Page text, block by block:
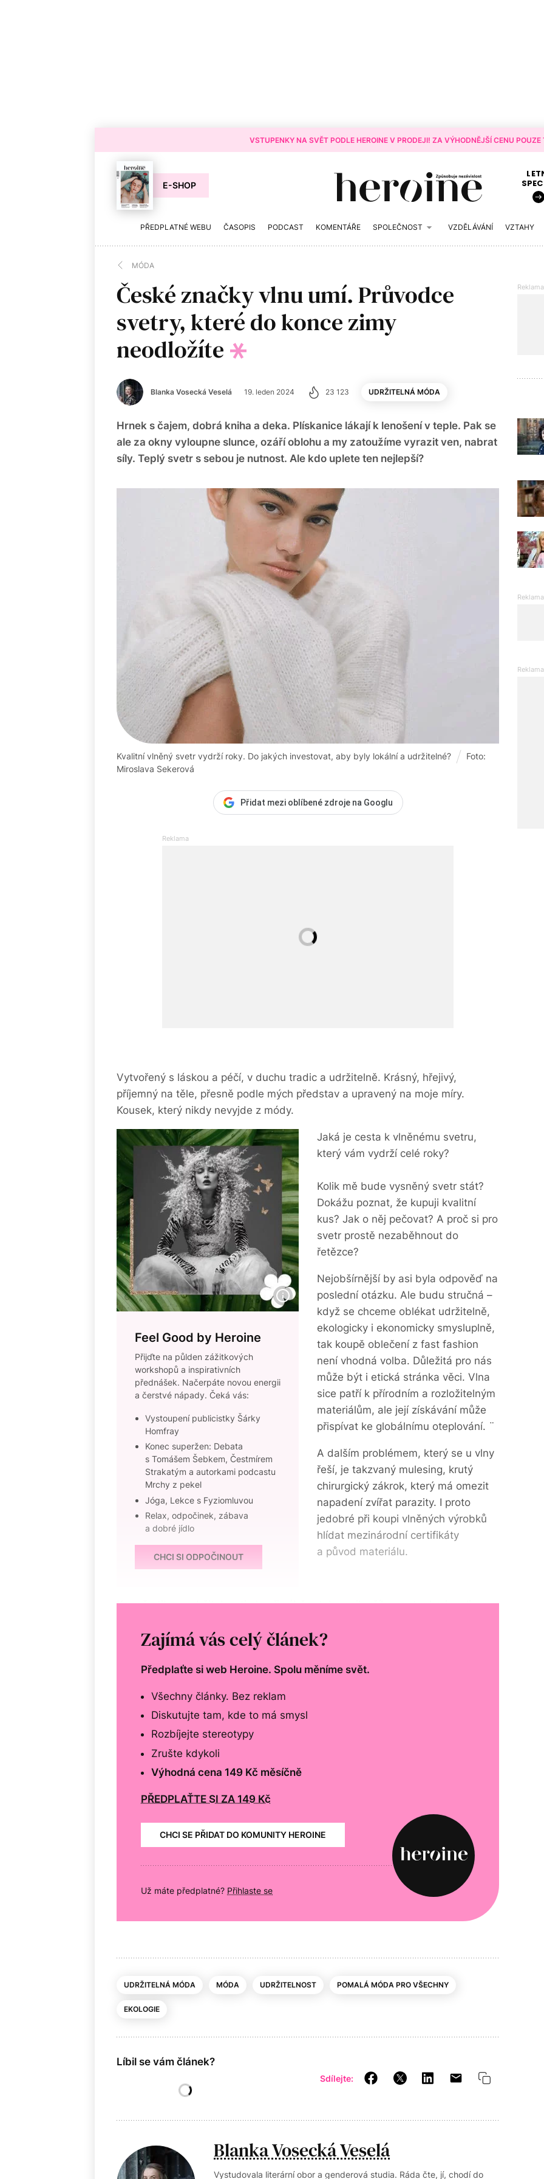
VSTUPENKY NA SVĚT PODLE HEROINE V PRODEJI! ZA VÝHODNĚJŠÍ CENU
E-SHOP
PŘEDPLATNÉ WEBU ČASOPIS PODCAST KOMENTÁŘE SPOLEČNOST VZDĚLÁVÁNÍ VZTAHY
MÓDA
České značky vlnu umí. Průvodce
svetry, které do konce zimy
neodložíte
Blanka Vosecká Veselá 19. leden 2024 23 123 UDRŽITELNÁ MÓDA
Hrnek s čajem, dobrá kniha a deka. Plískanice lákají k lenošení v teple. Pak se
ale za okny vyloupne slunce, ozáří oblohu a my zatoužíme vyrazit ven, nabrat
síly. Teplý svetr s sebou je nutnost. Ale kdo uplete ten nejlepší?
Kvalitní vlněný svetr vydrží roky. Do jakých investovat, aby byly lokální a udržitelné?
Foto:
Miroslava Sekerová
Přidat mezi oblíbené zdroje na Googlu
Vytvořený s láskou a péčí, v duchu tradic a udržitelně. Krásný, hřejivý,
příjemný na těle, přesně podle mých představ a upravený na moje míry.
Kousek, který nikdy nevyjde z módy.
Feel Good by Heroine
Přijďte na půlden zážitkových
workshopů a inspirativních
přednášek. Načerpáte novou energii
a čerstvé nápady. Čeká vás:
Vystoupení publicistky Šárky
Homfray
Konec superžen: Debata
s Tomášem Šebkem, Čestmírem
Strakatým a autorkami podcastu
Mrchy z pekel
Jóga, Lekce s Fyziomluvou
Relax, odpočinek, zábava
a dobré jídlo
CHCI SI ODPOČINOUT
Jaká je cesta k vlněnému svetru,
který vám vydrží celé roky?
Kolik mě bude vysněný svetr stát?
Dokážu poznat, že kupuji kvalitní
kus? Jak o něj pečovat? A proč si pro
svetr prostě nezaběhnout do
řetězce?
Nejobšírnější by asi byla odpověď na
poslední otázku. Ale budu stručná –
když se chceme oblékat udržitelně,
ekologicky i ekonomicky smysluplně,
tak koupě oblečení z fast fashion
není vhodná volba. Důležitá pro nás
může být i etická stránka věci. Vlna
sice patří k přírodním a rozložitelným
materiálům, ale její získávání může
přispívat ke globálnímu oteplování. ¨
A dalším problémem, který se u vlny
řeší, je takzvaný mulesing, krutý
chirurgický zákrok, který má omezit
napadení zvířat parazity. I proto
jedobré při koupi vlněných výrobků
hlídat mezinárodní certifikáty
a původ materiálu.
Kromě etiky a udržitelnosti ale při výběru toho nejlepšího svetru hraje roli
Zajímá vás celý článek?
Předplaťte si web Heroine. Spolu měníme svět.
Všechny články. Bez reklam
Diskutujte tam, kde to má smysl
Rozbíjejte stereotypy
Zrušte kdykoli
Výhodná cena 149 Kč měsíčně
PŘEDPLAŤTE SI ZA 149 Kč
CHCI SE PŘIDAT DO KOMUNITY HEROINE
Už máte předplatné? Přihlaste se
UDRŽITELNÁ MÓDA MÓDA UDRŽITELNOST POMALÁ MÓDA PRO VŠECHNY
EKOLOGIE
Líbil se vám článek?
Sdílejte:
Blanka Vosecká Veselá
Vystudovala literární obor a genderová studia. Ráda čte, jí, chodí do